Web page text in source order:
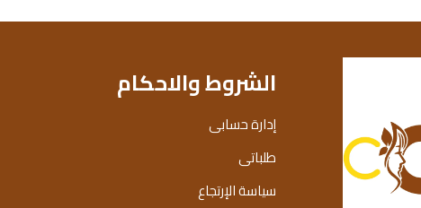
الشروط والاحكام
إدارة حسابى
طلباتى
سياسة الإرتجاع